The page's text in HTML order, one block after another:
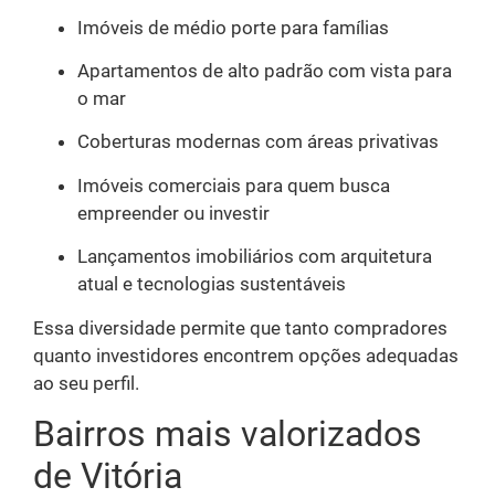
Imóveis de médio porte para famílias
Apartamentos de alto padrão com vista para
o mar
Coberturas modernas com áreas privativas
Imóveis comerciais para quem busca
empreender ou investir
Lançamentos imobiliários com arquitetura
atual e tecnologias sustentáveis
Essa diversidade permite que tanto compradores
quanto investidores encontrem opções adequadas
ao seu perfil.
Bairros mais valorizados
de Vitória